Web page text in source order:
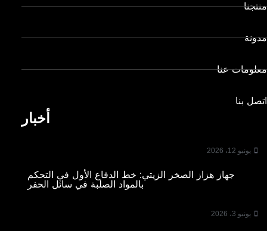
منتجنا
مدونة
معلومات عنا
اتصل بنا
أخبار
يونيو 12، 2026
جهاز هزاز الصخر الزيتي: خط الدفاع الأول في التحكم
بالمواد الصلبة في سائل الحفر
يونيو 3، 2026